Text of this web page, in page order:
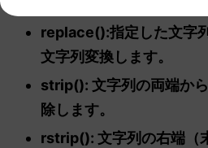
replace():指定した文字
文字列変換します。
strip(): 文字列の両端か
除します。
rstrip(): 文字列の右端（